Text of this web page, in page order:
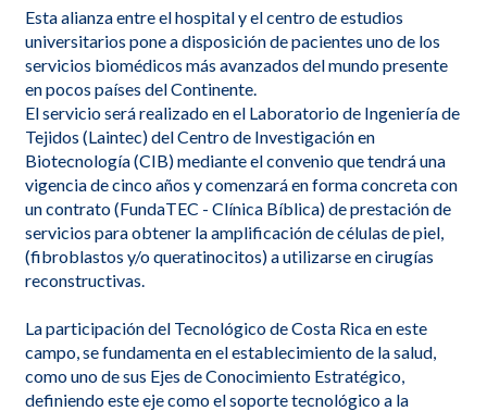
Esta alianza entre el hospital y el centro de estudios
universitarios pone a disposición de pacientes uno de los
servicios biomédicos más avanzados del mundo presente
en pocos países del Continente.
El servicio será realizado en el Laboratorio de Ingeniería de
Tejidos (Laintec) del Centro de Investigación en
Biotecnología (CIB) mediante el convenio que tendrá una
vigencia de cinco años y comenzará en forma concreta con
un contrato (FundaTEC - Clínica Bíblica) de prestación de
servicios para obtener la amplificación de células de piel,
(fibroblastos y/o queratinocitos) a utilizarse en cirugías
reconstructivas.
La participación del Tecnológico de Costa Rica en este
campo, se fundamenta en el establecimiento de la salud,
como uno de sus Ejes de Conocimiento Estratégico,
definiendo este eje como el soporte tecnológico a la